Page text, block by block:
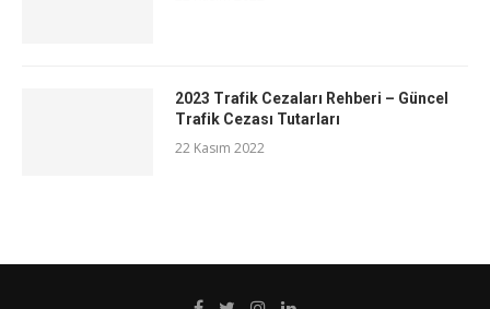
2023 Trafik Cezaları Rehberi – Güncel
Trafik Cezası Tutarları
22 Kasım 2022